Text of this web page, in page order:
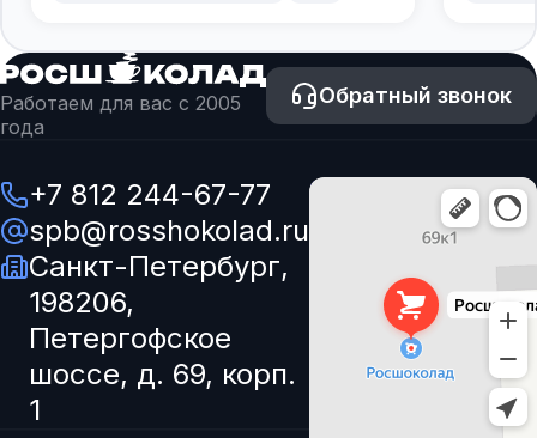
Работаем для вас с 2005
года
Обратный звонок
+7 812 244-67-77
spb@rosshokolad.ru
Санкт-Петербург,
198206,
Петергофское
шоссе, д. 69, корп.
1